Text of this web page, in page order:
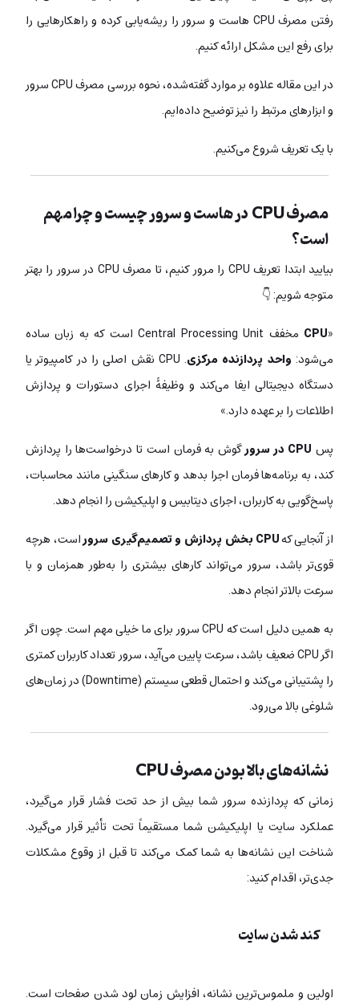
رفتن مصرف CPU هاست و سرور را ریشه‌یابی کرده و راهکارهایی را
برای رفع این مشکل ارائه کنیم.
در این مقاله علاوه بر موارد گفته‌شده، نحوه بررسی مصرف CPU سرور
و ابزارهای مرتبط را نیز توضیح داده‌ایم.
با یک تعریف شروع می‌کنیم.
مصرف CPU در هاست و سرور چیست و چرا مهم
است؟
بیایید ابتدا تعریف CPU را مرور کنیم، تا مصرف CPU در سرور را بهتر
متوجه شویم: 👇
«
CPU
مخفف Central Processing Unit است که به زبان ساده
می‌شود: واحد پردازنده مرکزی
. CPU نقش اصلی را در کامپیوتر یا
دستگاه دیجیتالی ایفا می‌کند و وظیفۀ اجرای دستورات و پردازش
اطلاعات را بر عهده دارد.»
پس CPU در سرور
گوش به فرمان است تا درخواست‌ها را پردازش
کند، به برنامه‌ها فرمان اجرا بدهد و کارهای سنگینی مانند محاسبات،
پاسخ‌گویی به کاربران، اجرای دیتابیس و اپلیکیشن را انجام دهد.
از آنجایی که
است، هرچه
قوی‌تر باشد، سرور می‌تواند کارهای بیشتری را به‌طور همزمان و با
سرعت بالاتر انجام دهد.
به همین دلیل است که CPU سرور برای ما خیلی مهم است. چون اگر
اگر CPU ضعیف باشد، سرعت پایین می‌آید، سرور تعداد کاربران کمتری
را پشتیبانی می‌کند و احتمال قطعی سیستم (Downtime) در زمان‌های
شلوغی بالا می‌رود.
نشانه‌های بالا بودن مصرف CPU
زمانی که پردازنده سرور شما بیش از حد تحت فشار قرار می‌گیرد،
عملکرد سایت یا اپلیکیشن شما مستقیماً تحت تأثیر قرار می‌گیرد.
شناخت این نشانه‌ها به شما کمک می‌کند تا قبل از وقوع مشکلات
جدی‌تر، اقدام کنید:
کند شدن سایت
اولین و ملموس‌ترین نشانه، افزایش زمان لود شدن صفحات است.